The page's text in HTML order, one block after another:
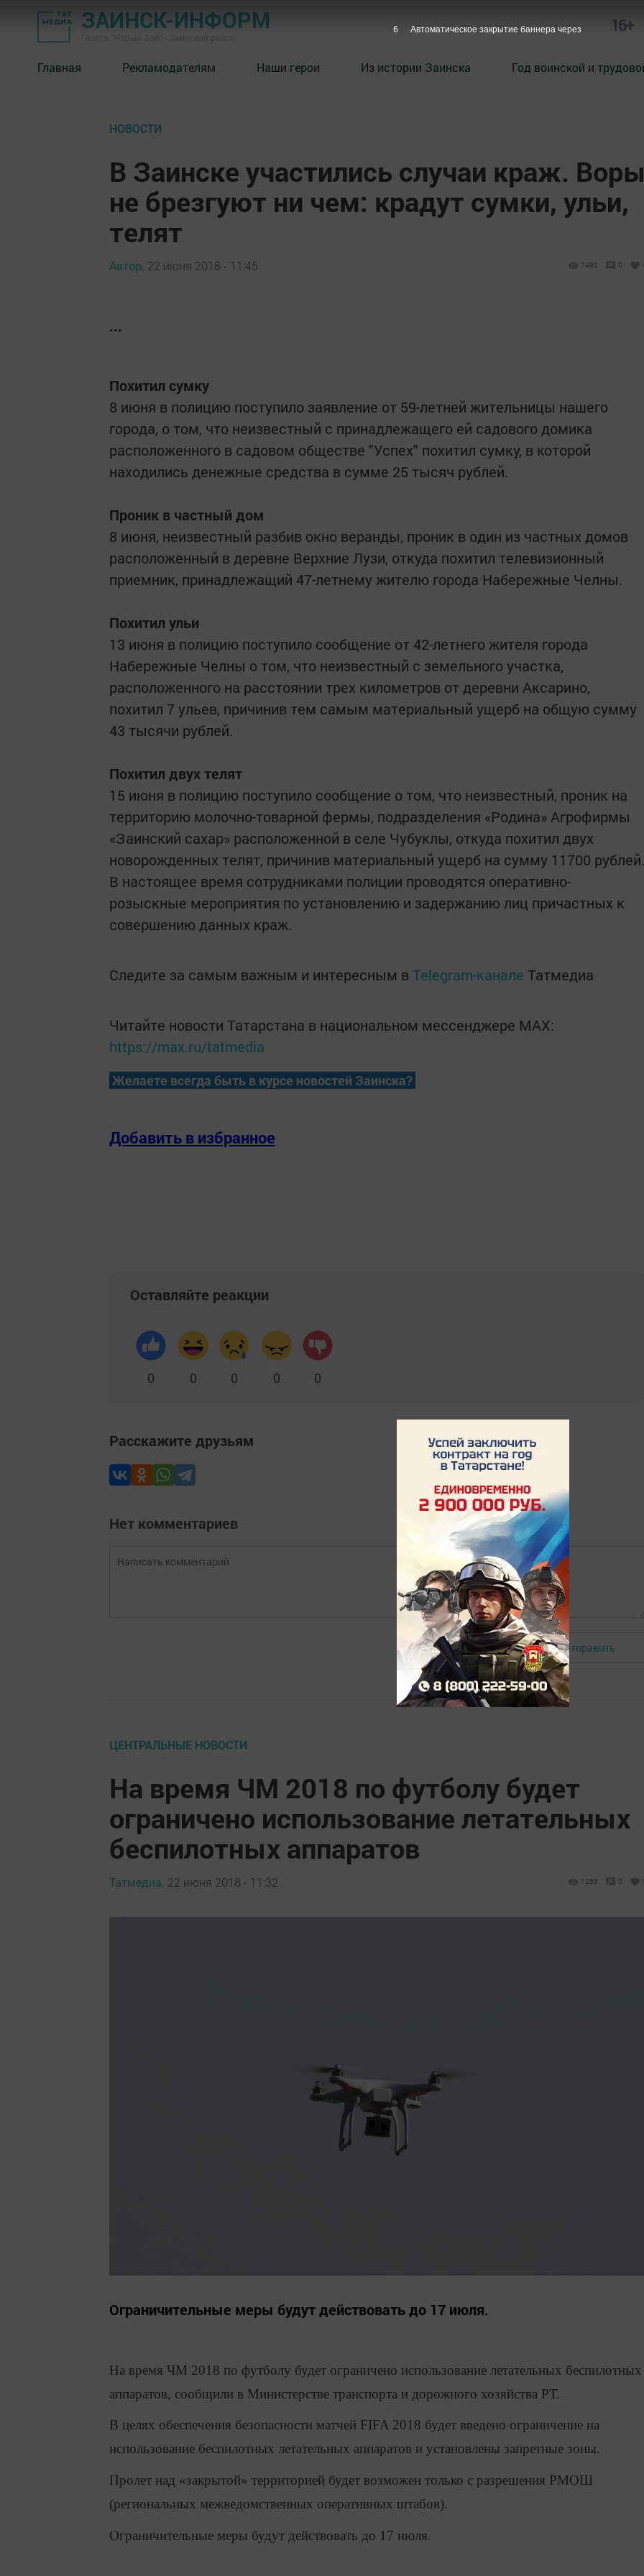
ЗАИНСК-ИНФОРМ 16+
Главная Рекламодателям Наши герои Из истории Заинска Год воинской и
НОВОСТИ
В Заинске участились случаи краж.
не брезгуют ни чем: крадут сумки, ульи,
телят
Автор, 22 июня 2018 - 11:45 1492 0
...
Похитил сумку
8 июня в полицию поступило заявление от 59-летней жительницы нашего
города, о том, что неизвестный с принадлежащего ей садового домика
расположенного в садовом обществе "Успех" похитил сумку, в которой
находились денежные средства в сумме 25 тысяч рублей.
Проник в частный дом
8 июня, неизвестный разбив окно веранды, проник в один из частных домов
расположенный в деревне Верхние Лузи, откуда похитил телевизионный
приемник, принадлежащий 47-летнему жителю города Набережные Челны.
Похитил ульи
13 июня в полицию поступило сообщение от 42-летнего жителя города
Набережные Челны о том, что неизвестный с земельного участка,
расположенного на расстоянии трех километров от деревни Аксарино,
похитил 7 ульев, причинив тем самым материальный ущерб на общую сумму
43 тысячи рублей.
Похитил двух телят
15 июня в полицию поступило сообщение о том, что неизвестный, проник на
территорию молочно-товарной фермы, подразделения «Родина» Агрофирмы
«Заинский сахар» расположенной в селе Чубуклы, откуда похитил двух
новорожденных телят, причинив материальный ущерб на сумму 11700 рублей.
В настоящее время сотрудниками полиции проводятся оперативно-
розыскные мероприятия по установлению и задержанию лиц причастных к
совершению данных краж.
Следите за самым важным и интересным в Telegram-канале Татмедиа
Читайте новости Татарстана в национальном мессенджере MАХ:
https://max.ru/tatmedia
Желаете всегда быть в курсе новостей Заинска?
Добавить в избранное
Оставляйте реакции
0 0 0 0 0
Расскажите друзьям
Нет комментариев
Авторизоваться Отправить
ЦЕНТРАЛЬНЫЕ НОВОСТИ
На время ЧМ 2018 по футболу будет
ограничено использование летательных
беспилотных аппаратов
Татмедиа, 22 июня 2018 - 11:32 1268 0
Ограничительные меры будут действовать до 17 июля.
На время ЧМ 2018 по футболу будет ограничено использование летательных беспилотных
аппаратов, сообщили в Министерстве транспорта и дорожного хозяйства РТ.
В целях обеспечения безопасности матчей FIFA 2018 будет введено ограничение на
использование беспилотных летательных аппаратов и установлены запретные зоны.
Пролет над «закрытой» территорией будет возможен только с разрешения РМОШ
(региональных межведомственных оперативных штабов).
Ограничительные меры будут действовать до 17 июля.
5 Автоматическое закрытие баннера через